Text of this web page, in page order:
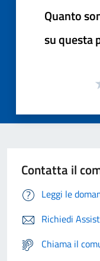
Quanto
su questa
Contatta il
Leggi le
Richiedi
Chiama il